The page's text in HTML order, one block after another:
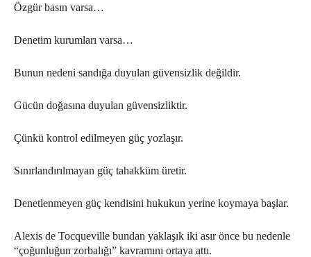
Özgür basın varsa…
Denetim kurumları varsa…
Bunun nedeni sandığa duyulan güvensizlik değildir.
Gücün doğasına duyulan güvensizliktir.
Çünkü kontrol edilmeyen güç yozlaşır.
Sınırlandırılmayan güç tahakküm üretir.
Denetlenmeyen güç kendisini hukukun yerine koymaya başlar.
Alexis de Tocqueville bundan yaklaşık iki asır önce bu nedenle
“çoğunluğun zorbalığı” kavramını ortaya attı.